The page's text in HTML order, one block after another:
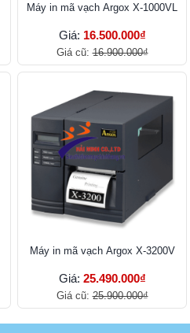
Máy in mã vạch Argox X-1000VL
Giá: 16.500.000₫
Giá cũ:16.900.000₫
Máy in mã vạch Argox X-3200V
Giá: 25.490.000₫
Giá cũ:25.900.000₫